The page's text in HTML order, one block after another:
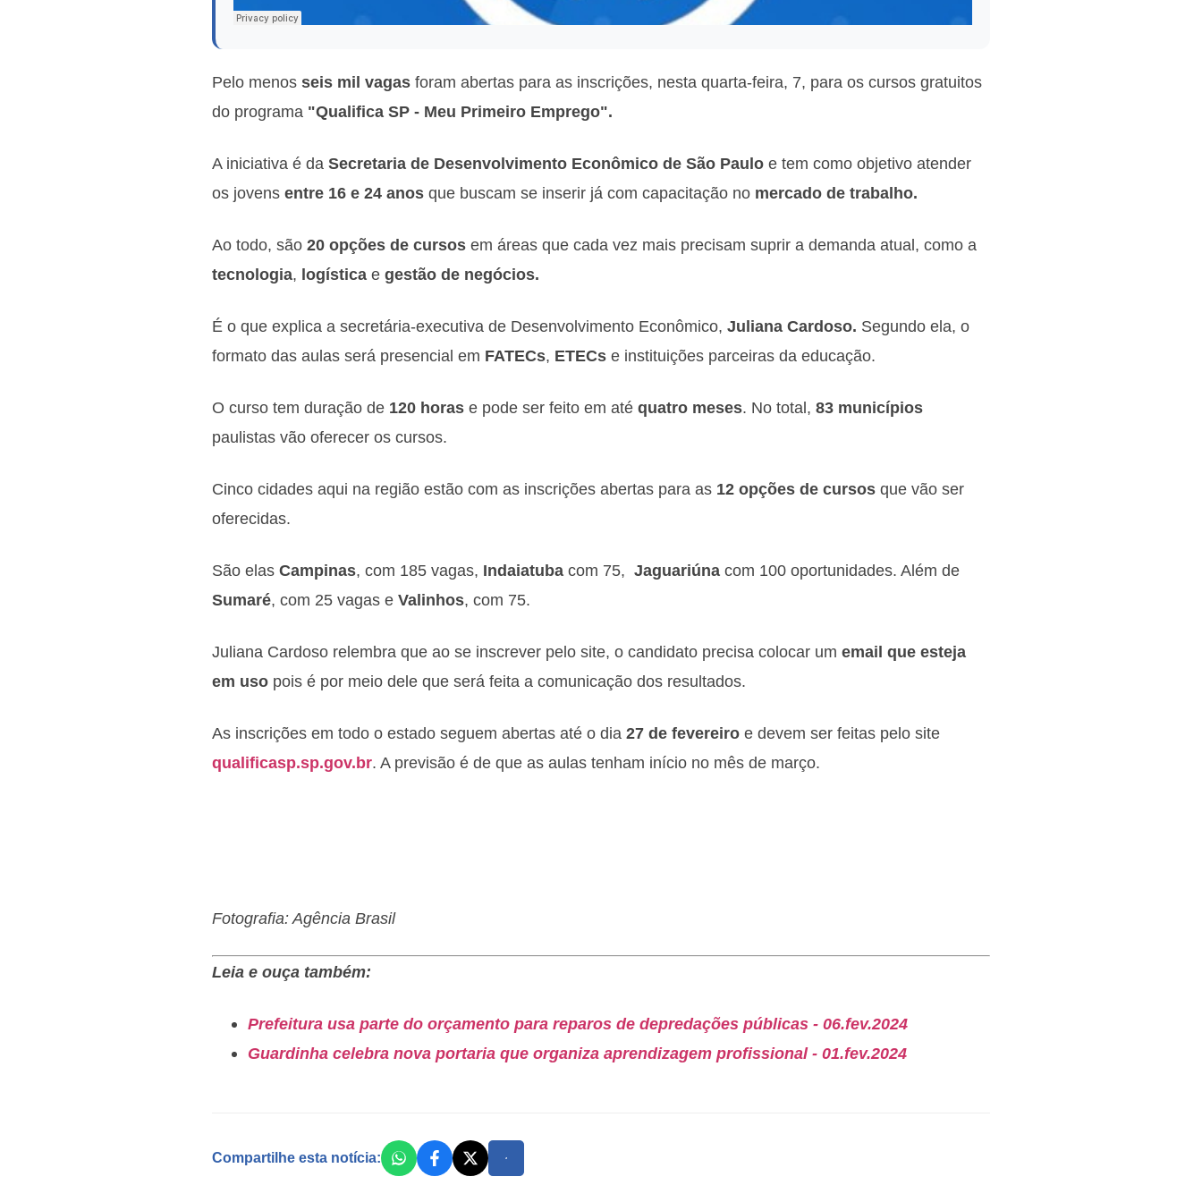
Pelo menos seis mil vagas foram abertas para as inscrições, nesta quarta-feira, 7, para os cursos gratuitos
do programa "Qualifica SP - Meu Primeiro Emprego".
A iniciativa é da Secretaria de Desenvolvimento Econômico de São Paulo e tem como objetivo atender
os jovens entre 16 e 24 anos que buscam se inserir já com capacitação no mercado de trabalho.
Ao todo, são 20 opções de cursos em áreas que cada vez mais precisam suprir a demanda atual, como a
tecnologia, logística e gestão de negócios.
É o que explica a secretária-executiva de Desenvolvimento Econômico, Juliana Cardoso. Segundo ela, o
formato das aulas será presencial em FATECs, ETECs e instituições parceiras da educação.
O curso tem duração de 120 horas e pode ser feito em até quatro meses. No total, 83 municípios
paulistas vão oferecer os cursos.
Cinco cidades aqui na região estão com as inscrições abertas para as 12 opções de cursos que vão ser
oferecidas.
São elas Campinas, com 185 vagas, Indaiatuba com 75, Jaguariúna com 100 oportunidades. Além de
Sumaré, com 25 vagas e Valinhos, com 75.
Juliana Cardoso relembra que ao se inscrever pelo site, o candidato precisa colocar um email que esteja
em uso pois é por meio dele que será feita a comunicação dos resultados.
As inscrições em todo o estado seguem abertas até o dia 27 de fevereiro e devem ser feitas pelo site
qualificasp.sp.gov.br. A previsão é de que as aulas tenham início no mês de março.
Fotografia: Agência Brasil
Leia e ouça também:
Prefeitura usa parte do orçamento para reparos de depredações públicas - 06.fev.2024
Guardinha celebra nova portaria que organiza aprendizagem profissional - 01.fev.2024
Compartilhe esta notícia: